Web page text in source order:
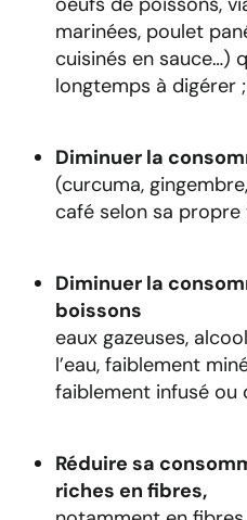
marinées, poulet
cuisinés en sauce…)
longtemps à digérer ;
Diminuer la
(curcuma,
café selon sa
Diminuer la
boissons
eaux gazeuses,
l’eau, faiblement
faiblement infusé ou
Réduire sa
riches en fibres,